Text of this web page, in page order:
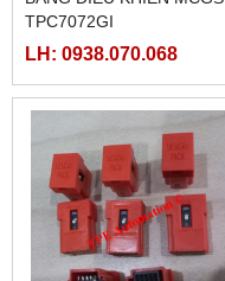
TPC7072GI
LH: 0938.070.068